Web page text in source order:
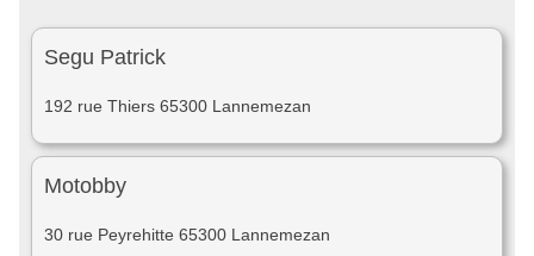
Segu Patrick
192 rue Thiers 65300 Lannemezan
Motobby
30 rue Peyrehitte 65300 Lannemezan